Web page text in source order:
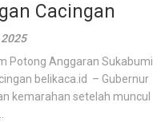
Cacingan
Potong Anggaran Sukabumi
belikaca.id – Gubernur
kemarahan setelah muncul